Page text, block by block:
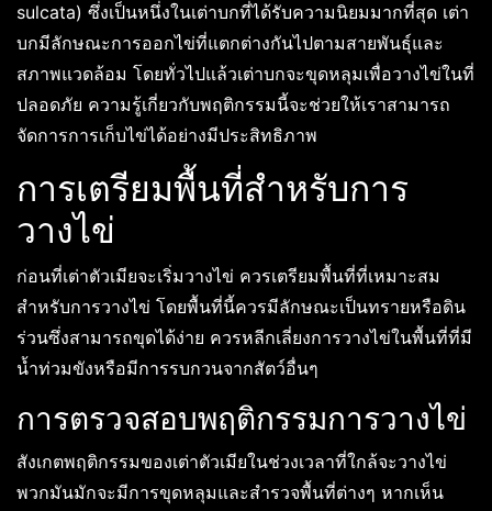
sulcata) ซึ่งเป็นหนึ่งในเต่าบกที่ได้รับความนิยมมากที่สุด เต่า
บกมีลักษณะการออกไข่ที่แตกต่างกันไปตามสายพันธุ์และ
สภาพแวดล้อม โดยทั่วไปแล้วเต่าบกจะขุดหลุมเพื่อวางไข่ในที่
ปลอดภัย ความรู้เกี่ยวกับพฤติกรรมนี้จะช่วยให้เราสามารถ
จัดการการเก็บไข่ได้อย่างมีประสิทธิภาพ
การเตรียมพื้นที่สำหรับการ
วางไข่
ก่อนที่เต่าตัวเมียจะเริ่มวางไข่ ควรเตรียมพื้นที่ที่เหมาะสม
สำหรับการวางไข่ โดยพื้นที่นี้ควรมีลักษณะเป็นทรายหรือดิน
ร่วนซึ่งสามารถขุดได้ง่าย ควรหลีกเลี่ยงการวางไข่ในพื้นที่ที่มี
น้ำท่วมขังหรือมีการรบกวนจากสัตว์อื่นๆ
การตรวจสอบพฤติกรรมการวางไข่
สังเกตพฤติกรรมของเต่าตัวเมียในช่วงเวลาที่ใกล้จะวางไข่
พวกมันมักจะมีการขุดหลุมและสำรวจพื้นที่ต่างๆ หากเห็น